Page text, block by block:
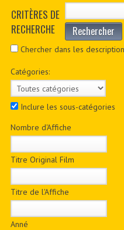
CRITÈRES DE
RECHERCHE
Rechercher
Chercher dans les
Catégories:
Inclure les sous-catégories
Nombre d'Affiche
Titre Original Film
Titre de l'Affiche
Anné